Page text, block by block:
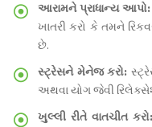
આરામને પ્રાધાન્ય આપો:
ખાતરી કરો કે તમને
છે.
સ્ટ્રેસને મેનેજ કરો:
અથવા યોગ જેવી
ખુલ્લી રીતે વાતચીત કરો: